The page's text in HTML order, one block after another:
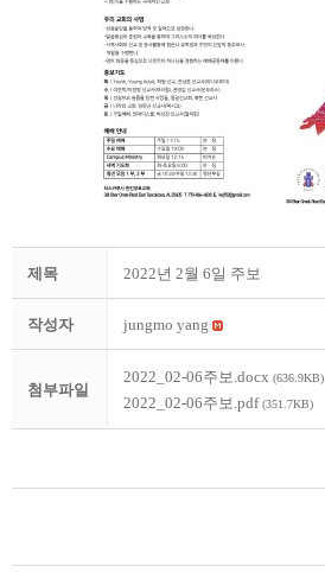
제목 2022년 2월 6일 주보
작성자 jungmo yang
첨부파일
2022_02-06주보.docx (636.9KB)
2022_02-06주보.pdf(351.7KB)